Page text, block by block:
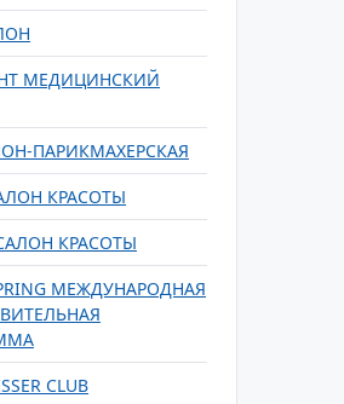
МЕДИЦИНСКИЙ
ПАРИКМАХЕРСКАЯ
КРАСОТЫ
САЛОН КРАСОТЫ
МЕЖДУНАРОДНАЯ
CLUB